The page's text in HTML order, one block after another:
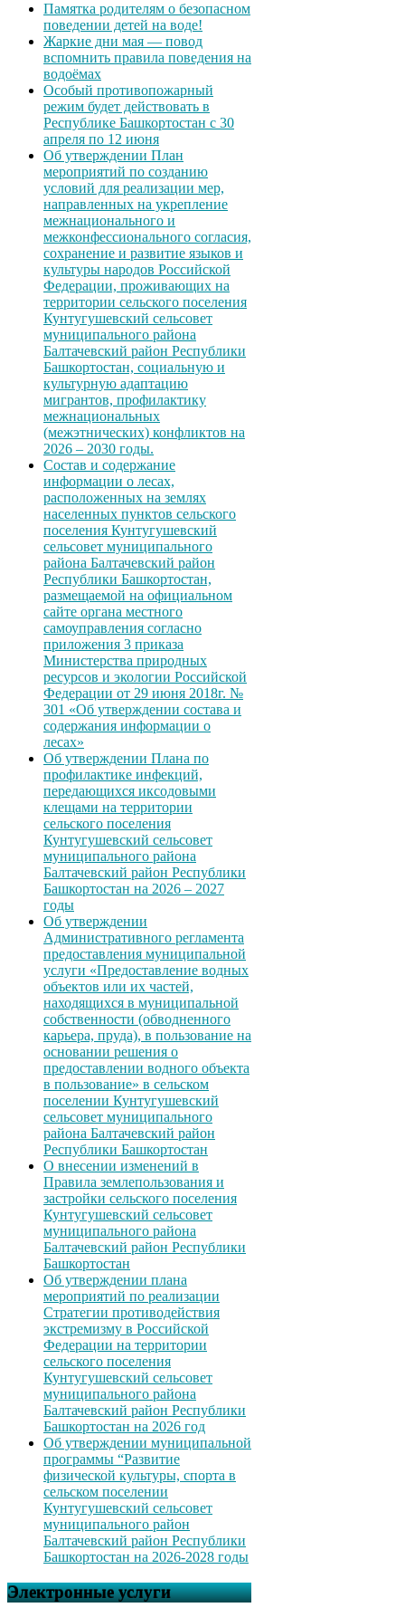
Памятка родителям о безопасном
поведении детей на воде!
Жаркие дни мая — повод
вспомнить правила поведения на
водоёмах
Особый противопожарный
режим будет действовать в
Республике Башкортостан с 30
апреля по 12 июня
Об утверждении План
мероприятий по созданию
условий для реализации мер,
направленных на укрепление
межнационального и
межконфессионального согласия,
сохранение и развитие языков и
культуры народов Российской
Федерации, проживающих на
территории сельского поселения
Кунтугушевский сельсовет
муниципального района
Балтачевский район Республики
Башкортостан, социальную и
культурную адаптацию
мигрантов, профилактику
межнациональных
(межэтнических) конфликтов на
2026 – 2030 годы.
Состав и содержание
информации о лесах,
расположенных на землях
населенных пунктов сельского
поселения Кунтугушевский
сельсовет муниципального
района Балтачевский район
Республики Башкортостан,
размещаемой на официальном
сайте органа местного
самоуправления согласно
приложения 3 приказа
Министерства природных
ресурсов и экологии Российской
Федерации от 29 июня 2018г. №
301 «Об утверждении состава и
содержания информации о
лесах»
Об утверждении Плана по
профилактике инфекций,
передающихся иксодовыми
клещами на территории
сельского поселения
Кунтугушевский сельсовет
муниципального района
Балтачевский район Республики
Башкортостан на 2026 – 2027
годы
Об утверждении
Административного регламента
предоставления муниципальной
услуги «Предоставление водных
объектов или их частей,
находящихся в муниципальной
собственности (обводненного
карьера, пруда), в пользование на
основании решения о
предоставлении водного объекта
в пользование» в сельском
поселении Кунтугушевский
сельсовет муниципального
района Балтачевский район
Республики Башкортостан
О внесении изменений в
Правила землепользования и
застройки сельского поселения
Кунтугушевский сельсовет
муниципального района
Балтачевский район Республики
Башкортостан
Об утверждении плана
мероприятий по реализации
Стратегии противодействия
экстремизму в Российской
Федерации на территории
сельского поселения
Кунтугушевский сельсовет
муниципального района
Балтачевский район Республики
Башкортостан на 2026 год
Об утверждении муниципальной
программы “Развитие
физической культуры, спорта в
сельском поселении
Кунтугушевский сельсовет
муниципального район
Балтачевский район Республики
Башкортостан на 2026-2028 годы
Электронные услуги